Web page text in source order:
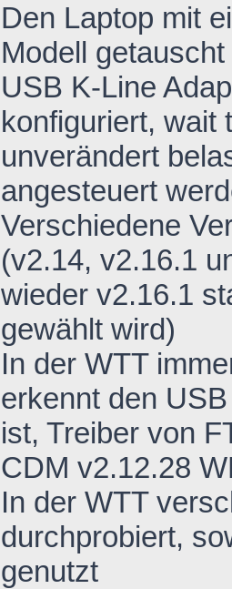
Den Laptop mit
Modell getauscht
USB K-Line
konfiguriert, wait
unverändert
angesteuert
Verschiedene
(v2.14, v2.16.1
wieder v2.16.1
gewählt wird)
In der WTT
erkennt den
ist, Treiber von
CDM v2.12.28
In der WTT
durchprobiert,
genutzt